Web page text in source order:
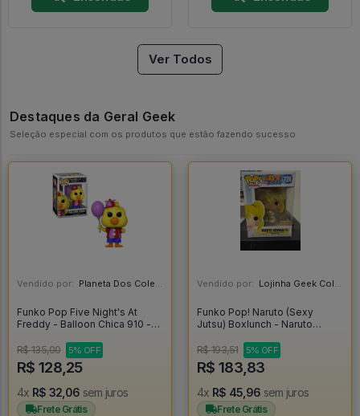
Ver Todos
Destaques da Geral Geek
Seleção especial com os produtos que estão fazendo sucesso
Vendido por: Planeta Dos Colecionaveis - SP
Funko Pop Five Night's At
Freddy - Balloon Chica 910 -
R$ 135,00
5% OFF
R$ 128,25
4x R$ 32,06 sem juros
Frete Grátis
Vendido por: Lojinha Geek Colecionáveis - DF
Funko Pop! Naruto (Sexy
Jutsu) Boxlunch - Naruto
R$ 193,51
5% OFF
R$ 183,83
4x R$ 45,96 sem juros
Frete Grátis